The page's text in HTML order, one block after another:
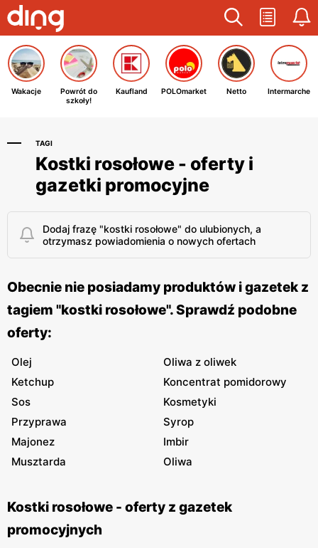
Wakacje
Powrót do
szkoły!
Kaufland POLOmarket Netto Intermarche
TAGI
Kostki rosołowe - oferty i
gazetki promocyjne
Dodaj frazę "kostki rosołowe" do ulubionych, a
otrzymasz powiadomienia o nowych ofertach
Obecnie nie posiadamy produktów i gazetek z
tagiem "kostki rosołowe". Sprawdź podobne
oferty:
Olej
Oliwa z oliwek
Ketchup
Koncentrat pomidorowy
Sos
Kosmetyki
Przyprawa
Syrop
Majonez
Imbir
Musztarda
Oliwa
Kostki rosołowe - oferty z gazetek
promocyjnych